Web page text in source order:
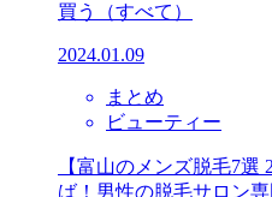
買う （すべて）
2024.01.09
まとめ
ビューティー
【富山のメンズ脱毛7選
ば！男性の脱毛サロン